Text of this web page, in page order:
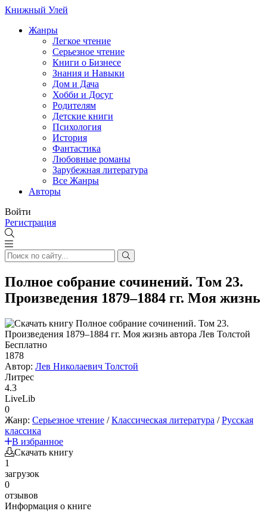
Книжный Улей
Жанры
Легкое чтение
Серьезное чтение
Книги о Бизнесе
Знания и Навыки
Дом и Дача
Хобби и Досуг
Родителям
Детские книги
Психология
История
Фантастика
Любовные романы
Зарубежная литература
Все Жанры
Авторы
Войти
Регистрация
Полное собрание сочинений. Том 23.
Произведения 1879–1884 гг. Моя жизнь
Бесплатно
1878
Автор: Лев Николаевич Толстой
Литрес
4.3
LiveLib
0
Жанр: Серьезное чтение /Классическая литература /Русская
классика
В избранное
Скачать книгу
1
загрузок
0
отзывов
Информация о книге